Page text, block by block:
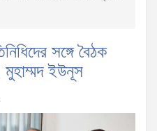
সঙ্গে বৈঠক
মুহাম্মদ ইউনূস